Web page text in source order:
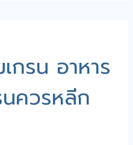
กรน อาหาร
นควรหลีก